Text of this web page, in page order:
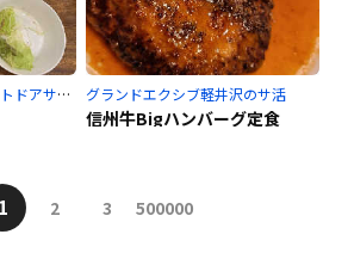
軽井沢プライベートアウトドアサウナkaveriのサ活 グランドエクシブ軽井沢のサ活
信州牛Bigハンバーグ定食
1 2 3 500000